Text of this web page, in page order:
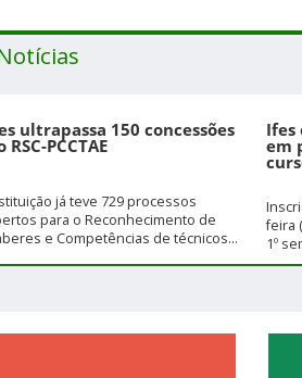
ultrapassa 150 concessões
RSC-PCCTAE
já teve 729 processos
para o Reconhecimento de
e Competências de técnicos...
Ifes
em
feira
1º